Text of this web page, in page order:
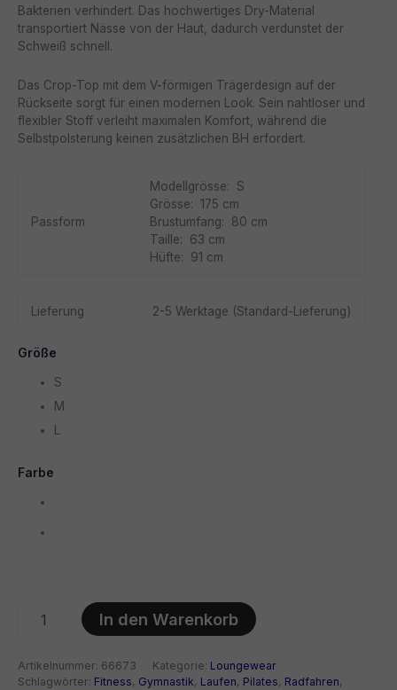
Bakterien verhindert. Das hochwertiges Dry-Material
transportiert Nässe von der Haut, dadurch verdunstet der
Schweiß schnell.
Das Crop-Top mit dem V-förmigen Trägerdesign auf der
Rückseite sorgt für einen modernen Look. Sein nahtloser und
flexibler Stoff verleiht maximalen Komfort, während die
Selbstpolsterung keinen zusätzlichen BH erfordert.
Passform
Modellgrösse: S
Grösse: 175 cm
Brustumfang: 80 cm
Taille: 63 cm
Hüfte: 91 cm
Lieferung 2-5 Werktage (Standard-Lieferung)
Größe
S
M
L
Farbe
Menge
In den Warenkorb
Artikelnummer: 66673 Kategorie: Loungewear
Schlagwörter: Fitness, Gymnastik, Laufen, Pilates, Radfahren,